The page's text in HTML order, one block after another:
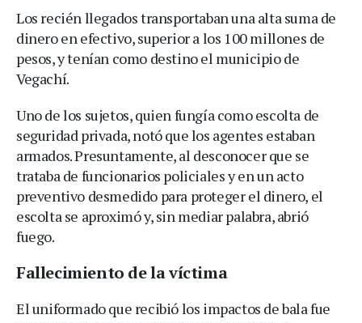
Los recién llegados transportaban una alta suma de
dinero en efectivo, superior a los 100 millones de
pesos, y tenían como destino el municipio de
Vegachí.
Uno de los sujetos, quien fungía como escolta de
seguridad privada, notó que los agentes estaban
armados. Presuntamente, al desconocer que se
trataba de funcionarios policiales y en un acto
preventivo desmedido para proteger el dinero, el
escolta se aproximó y, sin mediar palabra, abrió
fuego.
Fallecimiento de la víctima
El uniformado que recibió los impactos de bala fue